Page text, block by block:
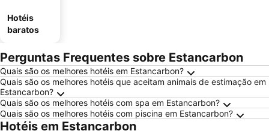
Hotéis
baratos
Perguntas Frequentes sobre Estancarbon
Quais são os melhores hotéis em Estancarbon?
Quais são os melhores hotéis que aceitam animais de estimação em
Estancarbon?
Quais são os melhores hotéis com spa em Estancarbon?
Quais são os melhores hotéis com piscina em Estancarbon?
Hotéis em Estancarbon